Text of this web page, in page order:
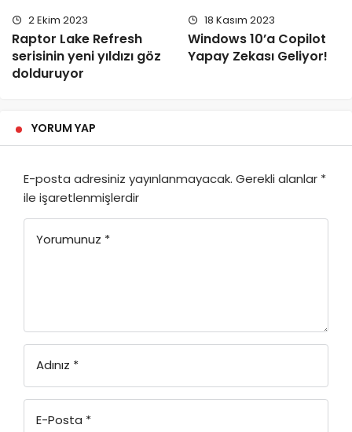
2 Ekim 2023
Raptor Lake Refresh
serisinin yeni yıldızı göz
dolduruyor
18 Kasım 2023
Windows 10’a Copilot
Yapay Zekası Geliyor!
YORUM YAP
E-posta adresiniz yayınlanmayacak. Gerekli alanlar *
ile işaretlenmişlerdir
Yorumunuz *
Adınız *
E-Posta *